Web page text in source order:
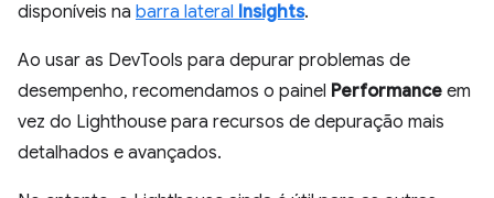
disponíveis na barra lateral Insights.
Ao usar as DevTools para depurar problemas de
desempenho, recomendamos o painel Performance em
vez do Lighthouse para recursos de depuração mais
detalhados e avançados.